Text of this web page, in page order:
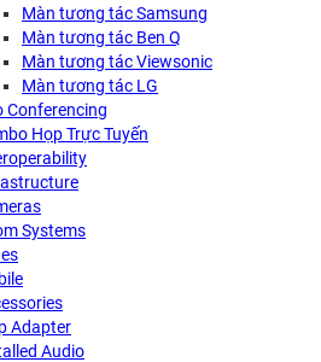
Màn tương tác Samsung
Màn tương tác Ben Q
Màn tương tác Viewsonic
Màn tương tác LG
Conferencing
Họp Trực Tuyến
Systems
Adapter
Audio